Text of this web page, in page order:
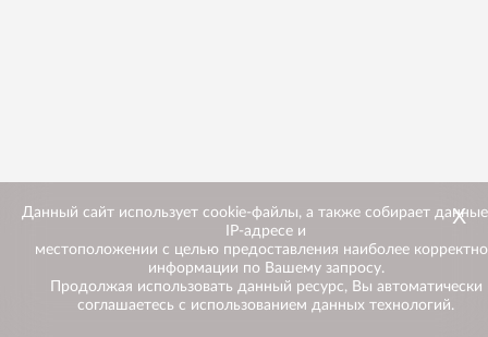
Данный сайт использует cookie-файлы, а также собирает
IP-адресе и
местоположении с целью предоставления наиболее
информации по Вашему запросу.
Продолжая использовать данный ресурс, Вы автоматически
соглашаетесь с использованием данных технологий.
Х